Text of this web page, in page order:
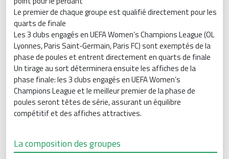
Le premier de chaque groupe est qualifié directement pour les
quarts de finale
Les 3 clubs engagés en UEFA Women’s Champions League (OL
Lyonnes, Paris Saint‐Germain, Paris FC) sont exemptés de la
phase de poules et entrent directement en quarts de finale
Un tirage au sort déterminera ensuite les affiches de la
phase finale: les 3 clubs engagés en UEFA Women’s
Champions League et le meilleur premier de la phase de
poules seront têtes de série, assurant un équilibre
compétitif et des affiches attractives.
La composition des groupes